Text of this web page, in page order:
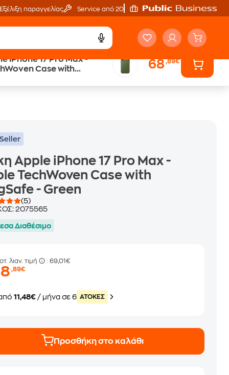
Εξέλιξη παραγγελίας Service από 20'
iPhone 17 Pro Max -
Case with
68,89€
Trade & Save
Apple iPhone 17 Pro Max -
TechWoven Case with
- Green
(5)
2075565
Διαθέσιμο
λιαν. τιμή : 69,01€
,89€
11,48€ / μήνα σε 6 ATOKEΣ
Προσθήκη στο καλάθι